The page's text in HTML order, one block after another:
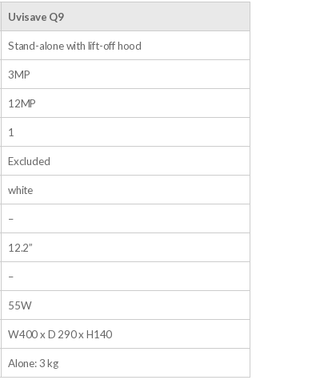
Uvisave Q9
Stand-alone with lift-off hood
3MP
12MP
1
Excluded
white
–
12.2”
–
55W
W400 x D 290 x H140
Alone: 3 kg